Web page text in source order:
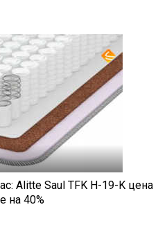
Alitte Saul TFK H-19-K цена
на 40%